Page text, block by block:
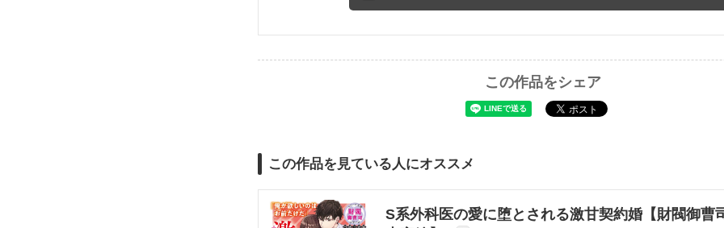
この作品をシェア
この作品を見ている人にオススメ
S系外科医の愛に堕とされる激甘契約婚【財閥御曹